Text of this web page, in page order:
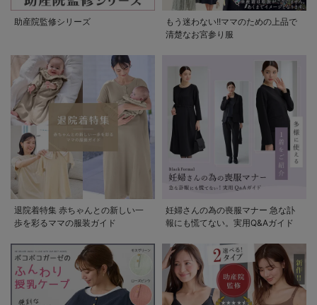
助産院監修シリーズ
もう迷わない!!ママのための上品で
清楚なお宮参り服
退院着特集 赤ちゃんとの新しい一
歩を彩るママの服装ガイド
妊婦さんの為の喪服マナー 急な訃
報にも慌てない。実用Q&Aガイド